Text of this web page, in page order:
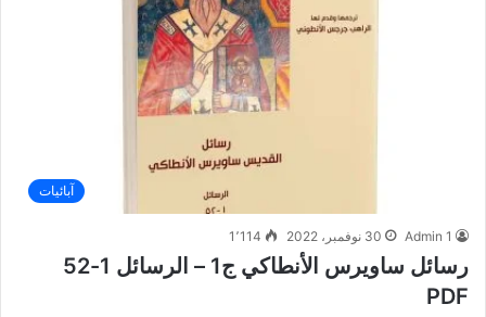
آبائيات
Admin 1 30 نوفمبر، 2022 1٬114
رسائل ساويرس الأنطاكي ج1 – الرسائل 1-52
PDF